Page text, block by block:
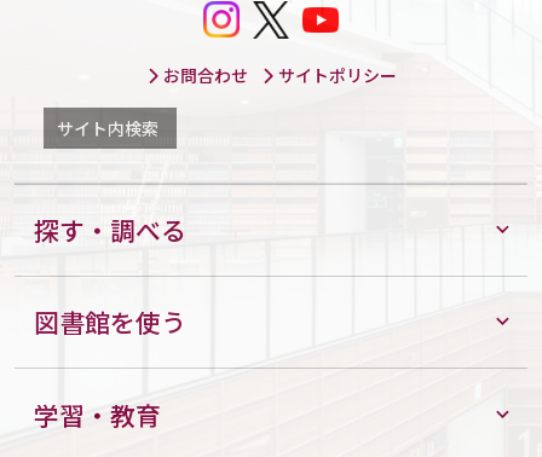
お問合わせ サイトポリシー
サイト内検索
探す・調べる
図書館を使う
学習・教育